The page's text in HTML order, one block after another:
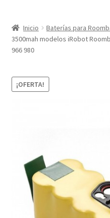
Condiciones
Contacto
Mi cuenta
Pedido
Inicio Baterías para
3500mah modelos iRobot
966 980
¡OFERTA!